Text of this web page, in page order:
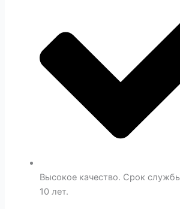
Высокое качество. Срок
10 лет.